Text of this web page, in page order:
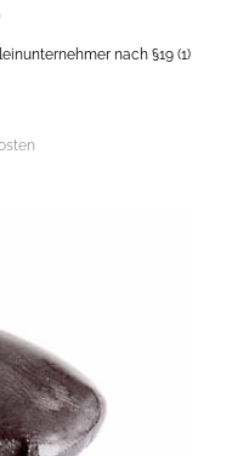
nach §19 (1)